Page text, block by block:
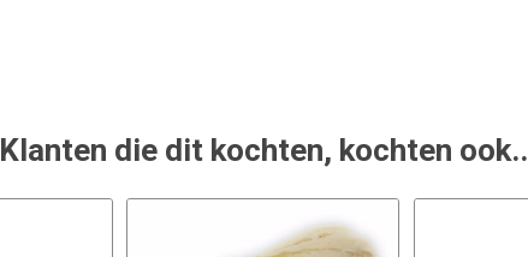
Klanten die dit kochten, kochten ook..